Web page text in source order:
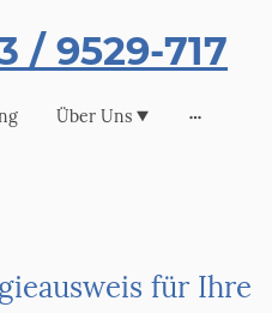
/ 9529-717
Über Uns
für Ihre